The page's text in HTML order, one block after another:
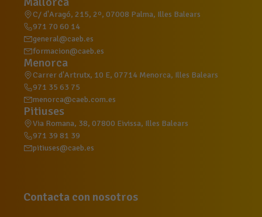
C/ d'Aragó, 215, 2º, 07008 Palma, Illes Balears
971 70 60 14
general@caeb.es
formacion@caeb.es
Menorca
Carrer d'Artrutx, 10 E, 07714 Menorca, Illes Balears
971 35 63 75
menorca@caeb.com.es
Pitiuses
Via Romana, 38, 07800 Eivissa, Illes Balears
971 39 81 39
pitiuses@caeb.es
Contacta con nosotros